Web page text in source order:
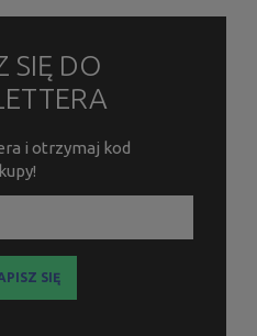
SIĘ DO
i otrzymaj kod
SIĘ